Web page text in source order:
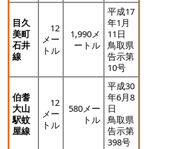
目久
美町
石井
線
12
メー
トル
1,990メ
ートル
平成17
年1月
11日
鳥取県
告示第
10号
伯耆
大山
駅蚊
屋線
12
メー
トル
580メー
トル
平成30
年6月8
日
鳥取県
告示第
398号